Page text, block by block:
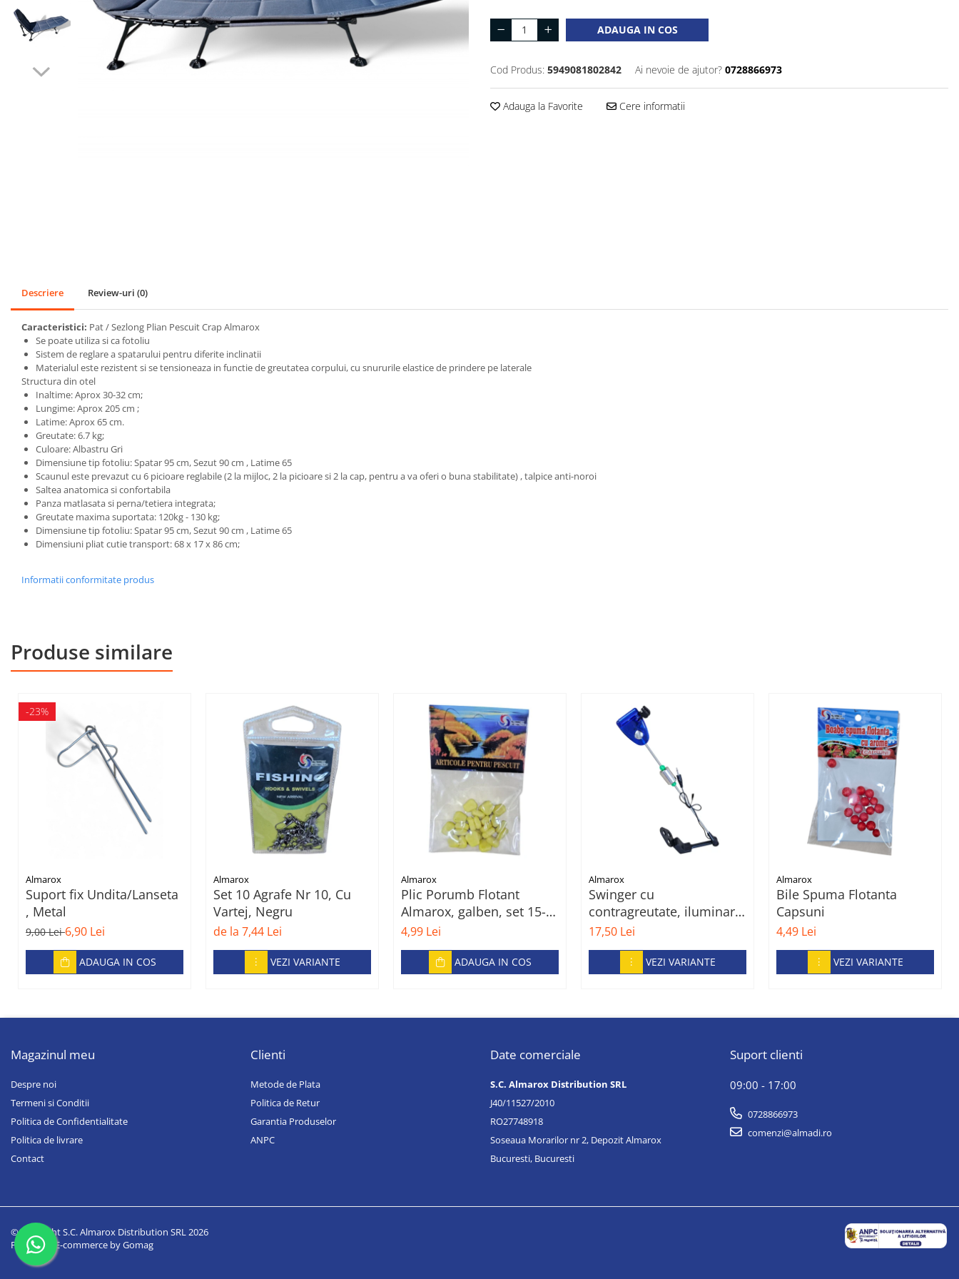
SPORT
Mingi
Ochelari si accesorii Inot
ADAUGA IN COS
Cod Produs: 5949081802842 Ai nevoie de ajutor? 0728866973
Adauga la Favorite Cere informatii
Descriere Review-uri (0)
Caracteristici: Pat / Sezlong Plian Pescuit Crap Almarox
Se poate utiliza si ca fotoliu
Sistem de reglare a spatarului pentru diferite inclinatii
Materialul este rezistent si se tensioneaza in functie de greutatea corpului, cu snururile elastice de prindere pe laterale
Structura din otel
Inaltime: Aprox 30-32 cm;
Lungime: Aprox 205 cm ;
Latime: Aprox 65 cm.
Greutate: 6.7 kg;
Culoare: Albastru Gri
Dimensiune tip fotoliu: Spatar 95 cm, Sezut 90 cm , Latime 65
Scaunul este prevazut cu 6 picioare reglabile (2 la mijloc, 2 la picioare si 2 la cap, pentru a va oferi o buna stabilitate) , talpice anti-noroi
Saltea anatomica si confortabila
Panza matlasata si perna/tetiera integrata;
Greutate maxima suportata: 120kg - 130 kg;
Dimensiune tip fotoliu: Spatar 95 cm, Sezut 90 cm , Latime 65
Dimensiuni pliat cutie transport: 68 x 17 x 86 cm;
Informatii conformitate produs
Produse similare
-23%
Almarox
Suport fix Undita/Lanseta
, Metal
9,00 Lei6,90 Lei
ADAUGA IN COS
Almarox
Set 10 Agrafe Nr 10, Cu
Vartej, Negru
de la 7,44 Lei
VEZI VARIANTE
Almarox
Plic Porumb Flotant
Almarox, galben, set 15-
25 buc
4,99 Lei
ADAUGA IN COS
Almarox
Swinger cu
contragreutate, iluminare
si mufa jack pentru
conectare la
senzori/avertizor
17,50 Lei
VEZI VARIANTE
Almarox
Bile Spuma Flotanta
Capsuni
4,49 Lei
VEZI VARIANTE
Magazinul meu
Despre noi
Termeni si Conditii
Politica de Confidentialitate
Politica de livrare
Contact
Clienti
Metode de Plata
Politica de Retur
Garantia Produselor
ANPC
Date comerciale
S.C. Almarox Distribution SRL
J40/11527/2010
RO27748918
Soseaua Morarilor nr 2, Depozit Almarox
Bucuresti, Bucuresti
Suport clienti
09:00 - 17:00
0728866973
comenzi@almadi.ro
©Copyright S.C. Almarox Distribution SRL 2026
Platforma E-commerce by Gomag